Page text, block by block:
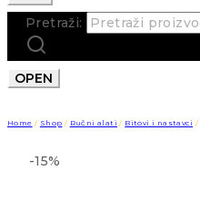
Pretraži:
OPEN
Home / Shop / Ručni alati / Bitovi i nastavci /
-15%